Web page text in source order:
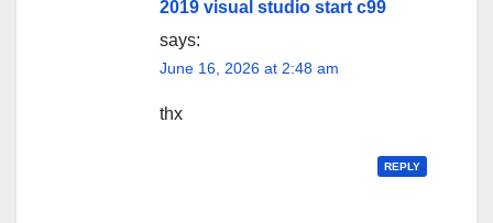
2019 visual studio start c99
says:
June 16, 2026 at 2:48 am
thx
REPLY